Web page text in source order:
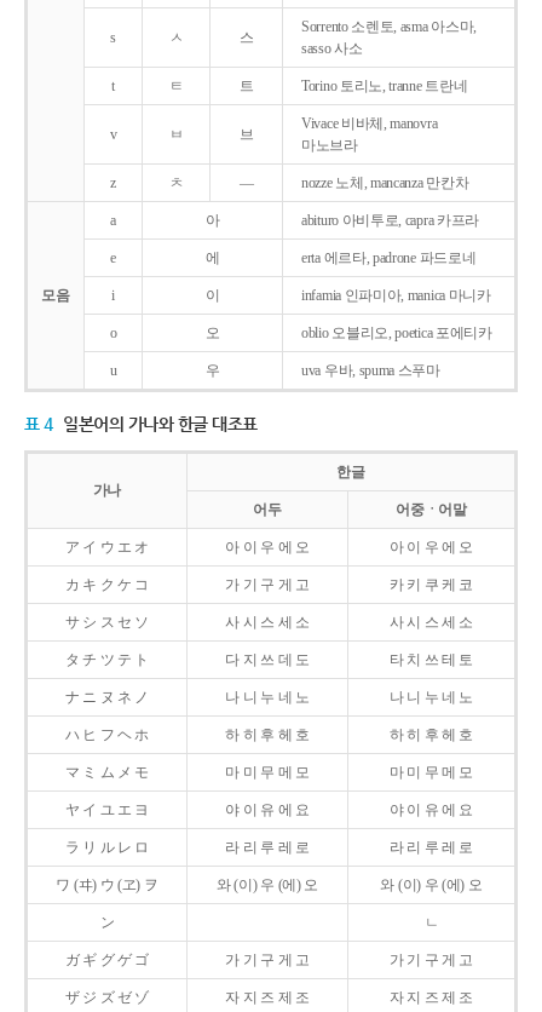
s ㅅ 스
Sorrento 소렌토, asma 아스마,
sasso 사소
t ㅌ 트 Torino 토리노, tranne 트란네
v ㅂ 브
Vivace 비바체, manovra
마노브라
z ㅊ ― nozze 노체, mancanza 만칸차
모음
a 아 abituro 아비투로, capra 카프라
e 에 erta 에르타, padrone 파드로네
i 이 infamia 인파미아, manica 마니카
o 오 oblio 오블리오, poetica 포에티카
u 우 uva 우바, spuma 스푸마
표 4 일본어의 가나와 한글 대조표
가나
한글
어두 어중ㆍ어말
ア イ ウ エ オ 아 이 우 에 오 아 이 우 에 오
カ キ ク ケ コ 가 기 구 게 고 카 키 쿠 케 코
サ シ ス セ ソ 사 시 스 세 소 사 시 스 세 소
タ チ ツ テ ト 다 지 쓰 데 도 타 치 쓰 테 토
ナ ニ ヌ ネ ノ 나 니 누 네 노 나 니 누 네 노
ハ ヒ フ ヘ ホ 하 히 후 헤 호 하 히 후 헤 호
マ ミ ム メ モ 마 미 무 메 모 마 미 무 메 모
ヤ イ ユ エ ヨ 야 이 유 에 요 야 이 유 에 요
ラ リ ル レ ロ 라 리 루 레 로 라 리 루 레 로
ワ (ヰ) ウ (ヱ) ヲ 와 (이) 우 (에) 오 와 (이) 우 (에) 오
ン ㄴ
ガ ギ グ ゲ ゴ 가 기 구 게 고 가 기 구 게 고
ザ ジ ズ ゼ ゾ 자 지 즈 제 조 자 지 즈 제 조